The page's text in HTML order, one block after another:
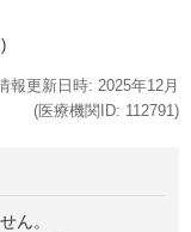
報更新日時: 2025年12月
(医療機関ID: 112791)
ん。